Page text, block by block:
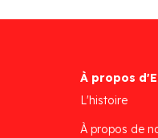
À propos
L'histoire
À propos de